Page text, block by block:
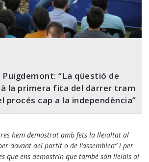
“La qüestió de
la primera fita del darrer tram
procés cap a la independència”
hem demostrat amb fets la lleialtat al
davant del partit o de l’assemblea” i per
que ens demostrin que també són lleials al